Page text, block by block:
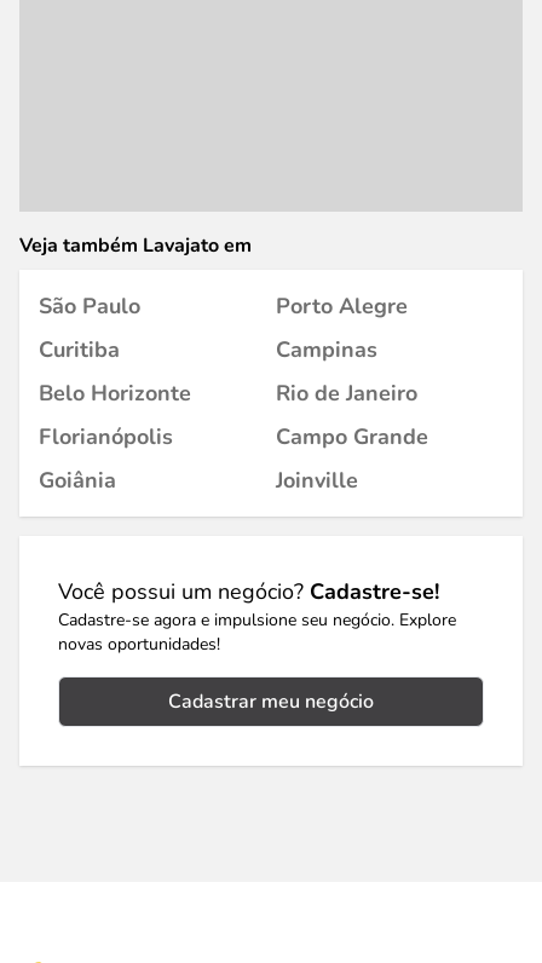
Veja também Lavajato em
São Paulo
Porto Alegre
Curitiba
Campinas
Belo Horizonte
Rio de Janeiro
Florianópolis
Campo Grande
Goiânia
Joinville
Você possui um negócio? Cadastre-se!
Cadastre-se agora e impulsione seu negócio. Explore
novas oportunidades!
Cadastrar meu negócio